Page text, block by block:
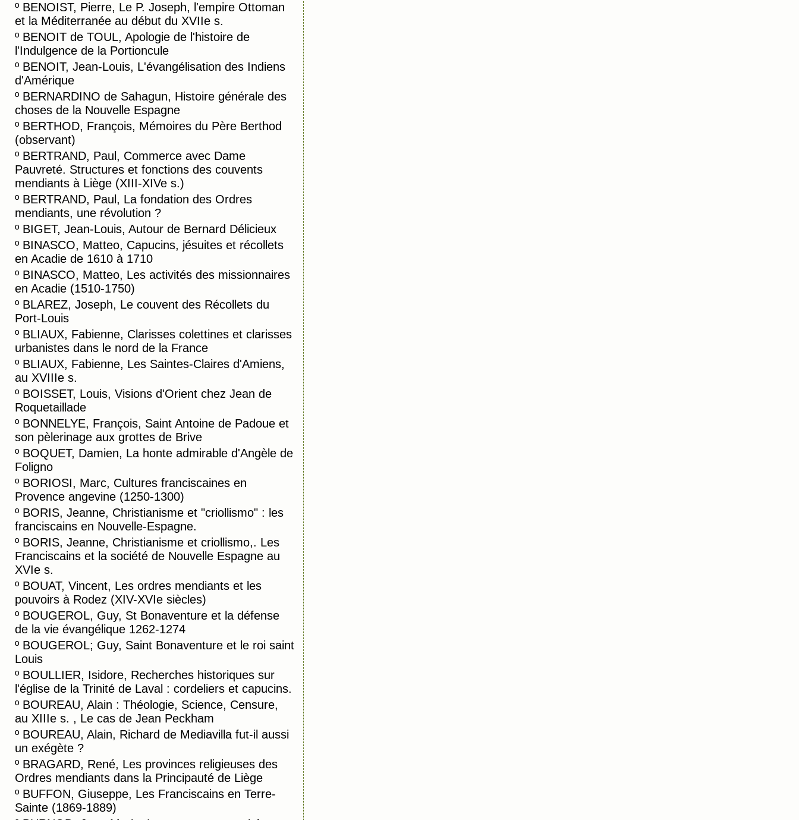
º BENOIST, Pierre, Le P. Joseph, l'empire Ottoman
et la Méditerranée au début du XVIIe s.
º BENOIT de TOUL, Apologie de l'histoire de
l'Indulgence de la Portioncule
º BENOIT, Jean-Louis, L'évangélisation des Indiens
d'Amérique
º BERNARDINO de Sahagun, Histoire générale des
choses de la Nouvelle Espagne
º BERTHOD, François, Mémoires du Père Berthod
(observant)
º BERTRAND, Paul, Commerce avec Dame
Pauvreté. Structures et fonctions des couvents
mendiants à Liège (XIII-XIVe s.)
º BERTRAND, Paul, La fondation des Ordres
mendiants, une révolution ?
º BIGET, Jean-Louis, Autour de Bernard Délicieux
º BINASCO, Matteo, Capucins, jésuites et récollets
en Acadie de 1610 à 1710
º BINASCO, Matteo, Les activités des missionnaires
en Acadie (1510-1750)
º BLAREZ, Joseph, Le couvent des Récollets du
Port-Louis
º BLIAUX, Fabienne, Clarisses colettines et clarisses
urbanistes dans le nord de la France
º BLIAUX, Fabienne, Les Saintes-Claires d'Amiens,
au XVIIIe s.
º BOISSET, Louis, Visions d'Orient chez Jean de
Roquetaillade
º BONNELYE, François, Saint Antoine de Padoue et
son pèlerinage aux grottes de Brive
º BOQUET, Damien, La honte admirable d'Angèle de
Foligno
º BORIOSI, Marc, Cultures franciscaines en
Provence angevine (1250-1300)
º BORIS, Jeanne, Christianisme et "criollismo" : les
franciscains en Nouvelle-Espagne.
º BORIS, Jeanne, Christianisme et criollismo,. Les
Franciscains et la société de Nouvelle Espagne au
XVIe s.
º BOUAT, Vincent, Les ordres mendiants et les
pouvoirs à Rodez (XIV-XVIe siècles)
º BOUGEROL, Guy, St Bonaventure et la défense
de la vie évangélique 1262-1274
º BOUGEROL; Guy, Saint Bonaventure et le roi saint
Louis
º BOULLIER, Isidore, Recherches historiques sur
l'église de la Trinité de Laval : cordeliers et capucins.
º BOUREAU, Alain : Théologie, Science, Censure,
au XIIIe s. , Le cas de Jean Peckham
º BOUREAU, Alain, Richard de Mediavilla fut-il aussi
un exégète ?
º BRAGARD, René, Les provinces religieuses des
Ordres mendiants dans la Principauté de Liège
º BUFFON, Giuseppe, Les Franciscains en Terre-
Sainte (1869-1889)